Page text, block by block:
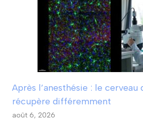
Après l’anesthésie : le cerveau
récupère différemment
août 6, 2026